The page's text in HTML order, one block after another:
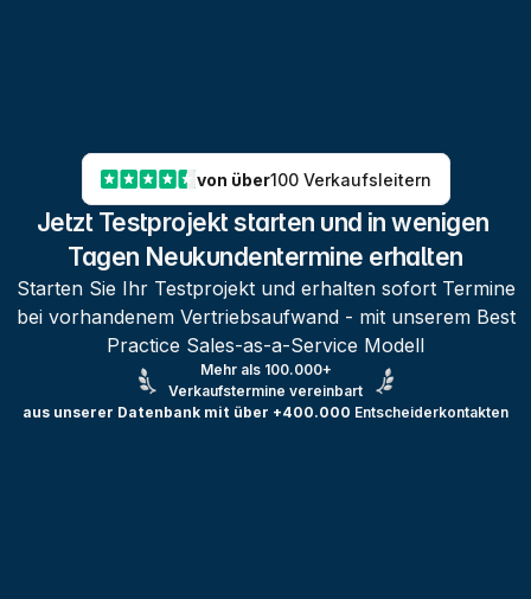
von über100 Verkaufsleitern
Jetzt Testprojekt starten und in wenigen
Tagen Neukundentermine erhalten
Starten Sie Ihr Testprojekt und erhalten sofort Termine
bei vorhandenem Vertriebsaufwand - mit unserem Best
Practice Sales-as-a-Service Modell
Mehr als 100.000+
Verkaufstermine vereinbart
aus unserer Datenbank mit über +400.000 Entscheiderkontakten